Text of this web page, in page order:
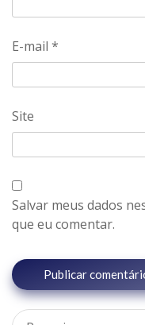
E-mail *
Site
Salvar meus dados
que eu comentar.
Pesquisar